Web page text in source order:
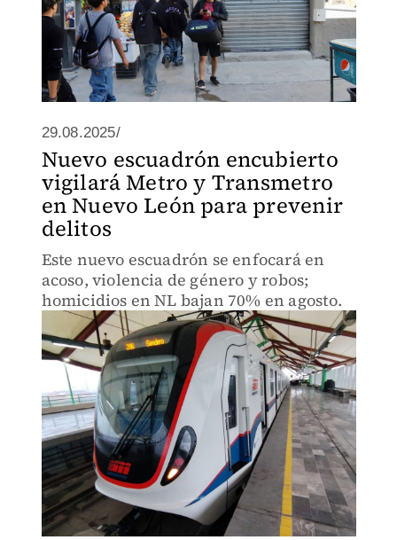
29.08.2025/
Nuevo escuadrón encubierto
vigilará Metro y Transmetro
en Nuevo León para prevenir
delitos
Este nuevo escuadrón se enfocará en
acoso, violencia de género y robos;
homicidios en NL bajan 70% en agosto.